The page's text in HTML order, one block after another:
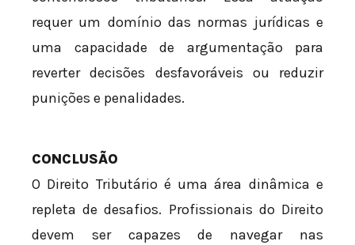
requer um domínio das normas jurídicas e
uma capacidade de argumentação para
reverter decisões desfavoráveis ou reduzir
punições e penalidades.
CONCLUSÃO
O Direito Tributário é uma área dinâmica e
repleta de desafios. Profissionais do Direito
devem ser capazes de navegar nas